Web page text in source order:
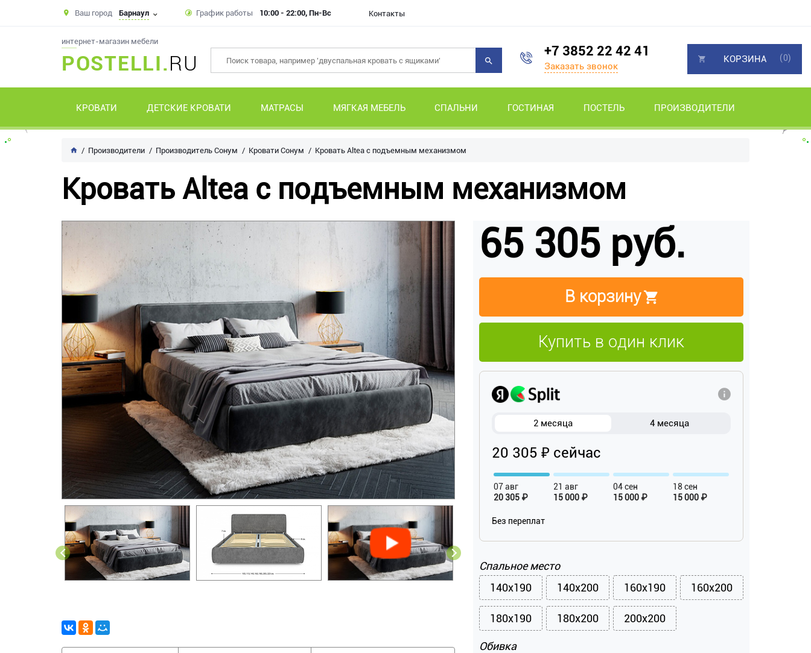
Ваш город Барнаул График работы 10:00 - 22:00, Пн-Вс Контакты
интернет-магазин мебели
POSTELLI.RU
+7 3852 22 42 41
Заказать звонок
КРОВАТИ ДЕТСКИЕ КРОВАТИ МАТРАСЫ МЯГКАЯ МЕБЕЛЬ СПАЛЬНИ ГОСТИНАЯ ПОСТЕЛЬ ПРОИЗВОДИТЕЛИ
КОРЗИНА (0)
Производители Производитель Сонум Кровати Сонум Кровать Altea с подъемным механизмом
Кровать Altea с подъемным механизмом
65 305 руб.
В корзину
Купить в один клик
2 месяца 4 месяца
20 305 ₽ сейчас
07 авг
20 305 ₽
21 авг
15 000 ₽
04 сен
15 000 ₽
18 сен
15 000 ₽
Без переплат
Спальное место
140x190
140x200 160x190 160x200
180x190 180x200 200x200
Обивка